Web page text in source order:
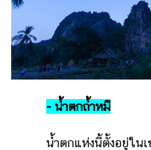
- น้ำตกถ้ำหมี
น้ำตกแห่งนี้ตั้งอยู่ใน